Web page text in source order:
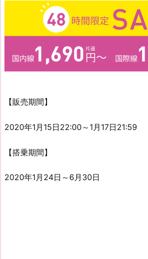
【販売期間】
2020年1月15日22:00～1月17日21:59
【搭乗期間】
2020年1月24日～6月30日